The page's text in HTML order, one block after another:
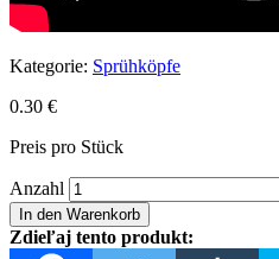
Kategorie: Sprühköpfe
0.30 €
Preis pro Stück
Anzahl Astro
Fat
Menge
In den Warenkorb
Zdieľaj tento produkt: